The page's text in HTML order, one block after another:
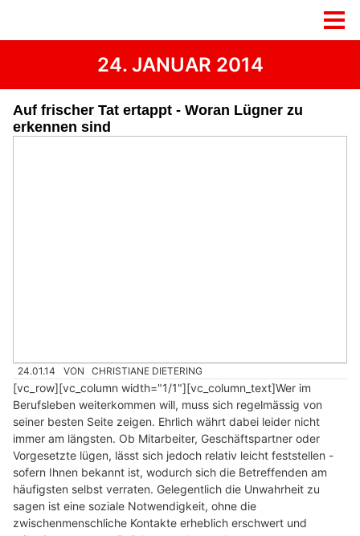
24. JANUAR 2014
Auf frischer Tat ertappt - Woran Lügner zu
erkennen sind
24.01.14 VON CHRISTIANE DIETERING
[vc_row][vc_column width="1/1"][vc_column_text]Wer im
Berufsleben weiterkommen will, muss sich regelmässig von
seiner besten Seite zeigen. Ehrlich währt dabei leider nicht
immer am längsten. Ob Mitarbeiter, Geschäftspartner oder
Vorgesetzte lügen, lässt sich jedoch relativ leicht feststellen -
sofern Ihnen bekannt ist, wodurch sich die Betreffenden am
häufigsten selbst verraten. Gelegentlich die Unwahrheit zu
sagen ist eine soziale Notwendigkeit, ohne die
zwischenmenschliche Kontakte erheblich erschwert und